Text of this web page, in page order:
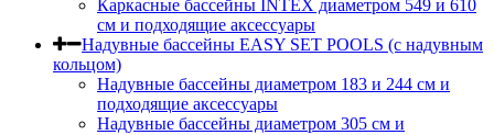
Каркасные бассейны INTEX диаметром 549 и 610
см и подходящие аксессуары
Надувные бассейны EASY SET POOLS (с надувным
кольцом)
Надувные бассейны диаметром 183 и 244 см и
подходящие аксессуары
Надувные бассейны диаметром 305 см и